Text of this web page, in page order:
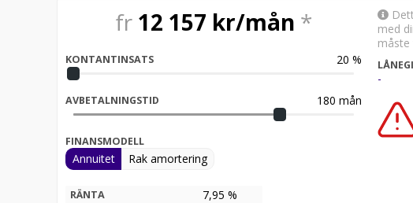
fr 12 157 kr/mån *
KONTANTINSATS 20 %
AVBETALNINGSTID 180 mån
FINANSMODELL
Annuitet Rak amortering
RÄNTA 7,95 %
med
måste
-